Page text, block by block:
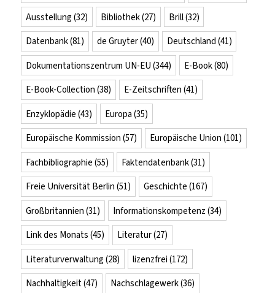
Ausstellung (32) Bibliothek(27) Brill(32)
Datenbank(81) de Gruyter(40) Deutschland (41)
Dokumentationszentrum UN-EU (344) E-Book(80)
E-Book-Collection (38) E-Zeitschriften (41)
Enzyklopädie (43) Europa (35)
Europäische Kommission (57) Europäische Union (101)
Fachbibliographie (55) Faktendatenbank(31)
Freie Universität Berlin (51) Geschichte (167)
Großbritannien (31) Informationskompetenz (34)
Link des Monats (45) Literatur(27)
Literaturverwaltung (28) lizenzfrei (172)
Nachhaltigkeit(47) Nachschlagewerk(36)